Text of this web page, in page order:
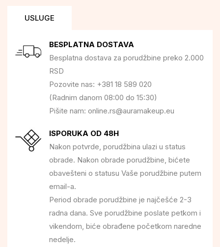
USLUGE
BESPLATNA DOSTAVA
Besplatna dostava za porudžbine preko 2.000
RSD
Pozovite nas: +381 18 589 020
(Radnim danom 08:00 do 15:30)
Pišite nam: online.rs@auramakeup.eu
ISPORUKA OD 48H
Nakon potvrde, porudžbina ulazi u status
obrade. Nakon obrade porudžbine, bićete
obavešteni o statusu Vaše porudžbine putem
email-a.
Period obrade porudžbine je najčešće 2-3
radna dana. Sve porudžbine poslate petkom i
vikendom, biće obrađene početkom naredne
nedelje.